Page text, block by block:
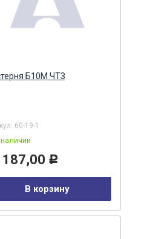
Б10М ЧТЗ
60-19-1
187,00 Р
В корзину